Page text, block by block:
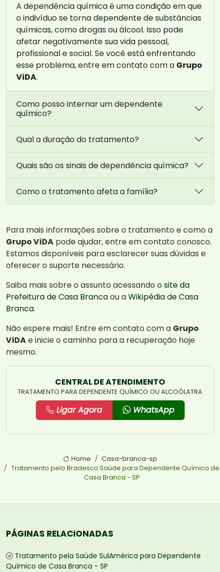
A dependência química é uma condição em que
o indivíduo se torna dependente de substâncias
químicas, como drogas ou álcool. Isso pode
afetar negativamente sua vida pessoal,
profissional e social. Se você está enfrentando
esse problema, entre em contato com a Grupo
ViDA.
Como posso internar um dependente
químico?
Qual a duração do tratamento?
Quais são os sinais de dependência química?
Como o tratamento afeta a família?
Para mais informações sobre o tratamento e como a
Grupo ViDA pode ajudar, entre em contato conosco.
Estamos disponíveis para esclarecer suas dúvidas e
oferecer o suporte necessário.
Saiba mais sobre o assunto acessando o site da
Prefeitura de Casa Brancaou aWikipédia de Casa
Branca.
Não espere mais! Entre em contato com a Grupo
ViDAe inicie o caminho para a recuperação hoje
mesmo.
CENTRAL DE ATENDIMENTO
TRATAMENTO PARA DEPENDENTE QUÍMICO OU ALCOÓLATRA
Ligar Agora WhatsApp
Home
Casa-branca-sp
Tratamento pelo Bradesco Saúde para Dependente Químico de
Casa Branca - SP
PÁGINAS RELACIONADAS
Tratamento pela Saúde SulAmérica para Dependente
Químico de Casa Branca - SP